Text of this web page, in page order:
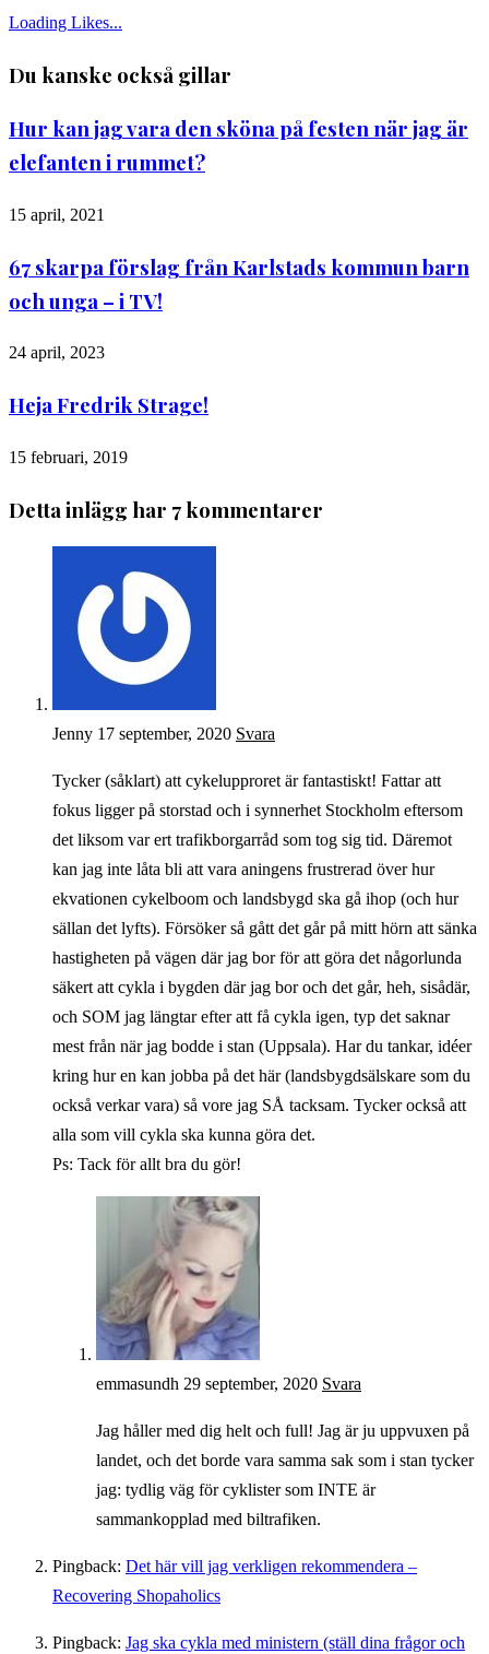
Loading Likes...
Du kanske också gillar
Hur kan jag vara den sköna på festen när jag är
elefanten i rummet?
15 april, 2021
67 skarpa förslag från Karlstads kommun barn
och unga – i TV!
24 april, 2023
Heja Fredrik Strage!
15 februari, 2019
Detta inlägg har 7 kommentarer
Jenny 17 september, 2020 Svara
Tycker (såklart) att cykelupproret är fantastiskt! Fattar att
fokus ligger på storstad och i synnerhet Stockholm eftersom
det liksom var ert trafikborgarråd som tog sig tid. Däremot
kan jag inte låta bli att vara aningens frustrerad över hur
ekvationen cykelboom och landsbygd ska gå ihop (och hur
sällan det lyfts). Försöker så gått det går på mitt hörn att sänka
hastigheten på vägen där jag bor för att göra det någorlunda
säkert att cykla i bygden där jag bor och det går, heh, sisådär,
och SOM jag längtar efter att få cykla igen, typ det saknar
mest från när jag bodde i stan (Uppsala). Har du tankar, idéer
kring hur en kan jobba på det här (landsbygdsälskare som du
också verkar vara) så vore jag SÅ tacksam. Tycker också att
alla som vill cykla ska kunna göra det.
Ps: Tack för allt bra du gör!
emmasundh 29 september, 2020 Svara
Jag håller med dig helt och full! Jag är ju uppvuxen på
landet, och det borde vara samma sak som i stan tycker
jag: tydlig väg för cyklister som INTE är
sammankopplad med biltrafiken.
Pingback: Det här vill jag verkligen rekommendera –
Recovering Shopaholics
Pingback: Jag ska cykla med ministern (ställ dina frågor och